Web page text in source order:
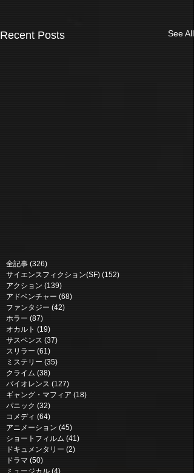
Recent Posts See All
28年後... | 28 Years Later (2025)
全記事 (326)
サイエンスフィクション(SF) (152)
アクション (139)
アドベンチャー (68)
ファンタジー (42)
ホラー (87)
オカルト (19)
サスペンス (37)
スリラー (61)
ミステリー (35)
クライム (38)
バイオレンス (127)
ギャング・マフィア (18)
パニック (32)
コメディ (64)
アニメーション (45)
ショートフィルム (41)
ドキュメンタリー (2)
ドラマ (50)
ミュージカル (4)